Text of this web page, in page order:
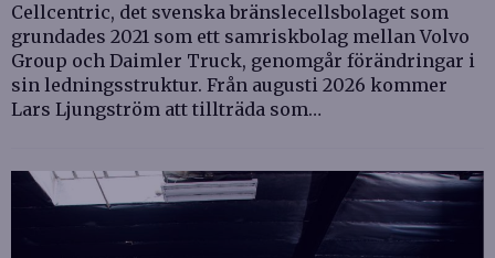
Cellcentric, det svenska bränslecellsbolaget som
grundades 2021 som ett samriskbolag mellan Volvo
Group och Daimler Truck, genomgår förändringar i
sin ledningsstruktur. Från augusti 2026 kommer
Lars Ljungström att tillträda som…